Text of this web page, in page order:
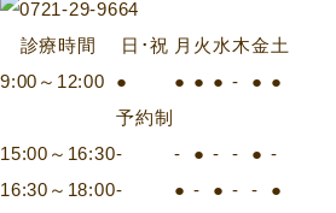
診療時間 日･祝 月 火 水木金土
9:00～12:00
●
予約制
● ● ● - ● ●
15:00～16:30- - ● - - ● -
16:30～18:00- ● - ● - - ●